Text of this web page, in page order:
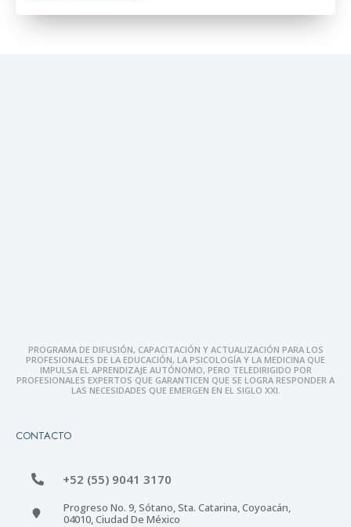
PROGRAMA DE DIFUSIÓN, CAPACITACIÓN Y ACTUALIZACIÓN PARA LOS
PROFESIONALES DE LA EDUCACIÓN, LA PSICOLOGÍA Y LA MEDICINA QUE
IMPULSA EL APRENDIZAJE AUTÓNOMO, PERO TELEDIRIGIDO POR
PROFESIONALES EXPERTOS QUE GARANTICEN QUE SE LOGRA RESPONDER A
LAS NECESIDADES QUE EMERGEN EN EL SIGLO XXI.
CONTACTO
+52 (55) 9041 3170
Progreso No. 9, Sótano, Sta. Catarina, Coyoacán,
04010, Ciudad De México